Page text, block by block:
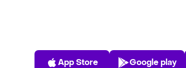
App Store
App Store
Play Store
Google play